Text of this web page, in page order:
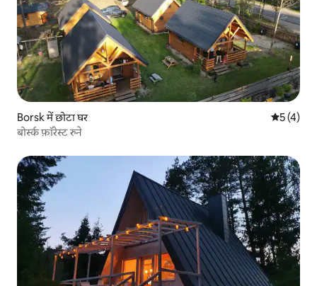
Borsk में छोटा घर औसत रेटिंग
5 (4)
बोर्स्क फ़ॉरेस्ट रुने